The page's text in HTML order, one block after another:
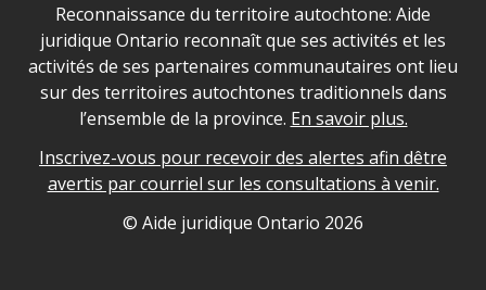
Legal Aid Ontario land acknowledgement
Reconnaissance du territoire autochtone: Aide
juridique Ontario reconnaît que ses activités et les
activités de ses partenaires communautaires ont lieu
sur des territoires autochtones traditionnels dans
l’ensemble de la province. En savoir plus.
Inscrivez-vous pour recevoir des alertes afin dêtre
avertis par courriel sur les consultations à venir.
Legal Aid Ontario copyright information
© Aide juridique Ontario 2026